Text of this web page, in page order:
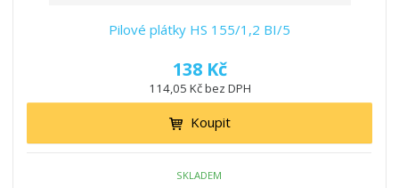
Pilové plátky HS 155/1,2 BI/5
138 Kč
114,05 Kč bez DPH
Koupit
SKLADEM